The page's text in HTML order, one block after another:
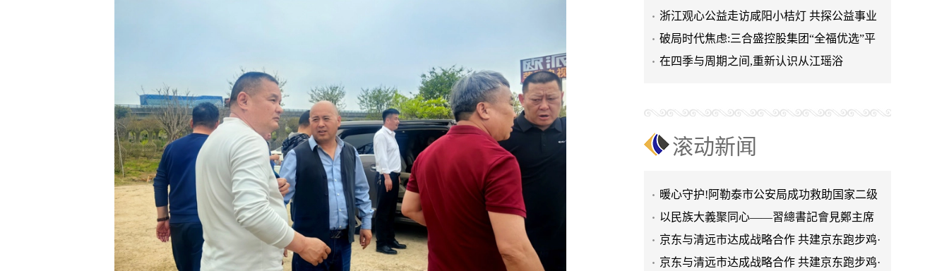
投融资交流活动第二
浙江观心公益走访咸阳小桔灯 共探公益事业
可持续发展新路径
破局时代焦虑:三合盛控股集团“全福优选”平
台正式启航
在四季与周期之间,重新认识从江瑶浴
滚动新闻
天空实业与香港理工大学筹建载人通航飞机
程有限公司发展纪实
深学细悟四点重要讲话精神 以实干推动两岸
进上海晨烨家具有限公司
破局时代焦虑:三合盛控股集团“全福优选”平
保护动物黑鸢
以民族大義聚同心——習總書記會見鄭主席
提出兩岸關系四點重要意見
京东与清远市达成战略合作 共建京东跑步鸡·
清远鸡标准体系
京东与清远市达成战略合作 共建京东跑步鸡·
清远鸡标准体系
延长油田一季度生产原油290多万吨